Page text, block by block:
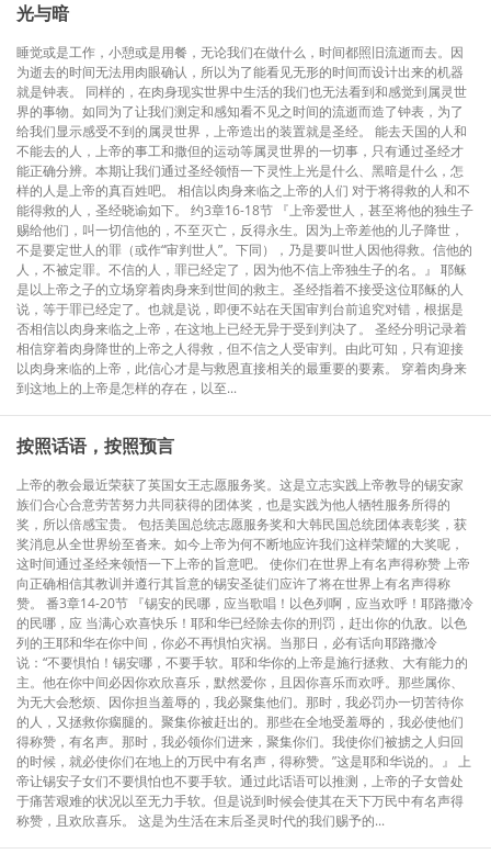
光与暗
睡觉或是工作，小憩或是用餐，无论我们在做什么，时间都照旧流逝而去。因
为逝去的时间无法用肉眼确认，所以为了能看见无形的时间而设计出来的机器
就是钟表。 同样的，在肉身现实世界中生活的我们也无法看到和感觉到属灵世
界的事物。如同为了让我们测定和感知看不见之时间的流逝而造了钟表，为了
给我们显示感受不到的属灵世界，上帝造出的装置就是圣经。 能去天国的人和
不能去的人，上帝的事工和撒但的运动等属灵世界的一切事，只有通过圣经才
能正确分辨。本期让我们通过圣经领悟一下灵性上光是什么、黑暗是什么，怎
样的人是上帝的真百姓吧。 相信以肉身来临之上帝的人们 对于将得救的人和不
能得救的人，圣经晓谕如下。 约3章16-18节 『上帝爱世人，甚至将他的独生子
赐给他们，叫一切信他的，不至灭亡，反得永生。因为上帝差他的儿子降世，
不是要定世人的罪（或作“审判世人”。下同），乃是要叫世人因他得救。信他的
人，不被定罪。不信的人，罪已经定了，因为他不信上帝独生子的名。』 耶稣
是以上帝之子的立场穿着肉身来到世间的救主。圣经指着不接受这位耶稣的人
说，等于罪已经定了。也就是说，即便不站在天国审判台前追究对错，根据是
否相信以肉身来临之上帝，在这地上已经无异于受到判决了。 圣经分明记录着
相信穿着肉身降世的上帝之人得救，但不信之人受审判。由此可知，只有迎接
以肉身来临的上帝，此信心才是与救恩直接相关的最重要的要素。 穿着肉身来
到这地上的上帝是怎样的存在，以至...
按照话语，按照预言
上帝的教会最近荣获了英国女王志愿服务奖。这是立志实践上帝教导的锡安家
族们合心合意劳苦努力共同获得的团体奖，也是实践为他人牺牲服务所得的
奖，所以倍感宝贵。 包括美国总统志愿服务奖和大韩民国总统团体表彰奖，获
奖消息从全世界纷至沓来。如今上帝为何不断地应许我们这样荣耀的大奖呢，
这时间通过圣经来领悟一下上帝的旨意吧。 使你们在世界上有名声得称赞 上帝
向正确相信其教训并遵行其旨意的锡安圣徒们应许了将在世界上有名声得称
赞。 番3章14-20节 『锡安的民哪，应当歌唱！以色列啊，应当欢呼！耶路撒冷
的民哪，应 当满心欢喜快乐！耶和华已经除去你的刑罚，赶出你的仇敌。以色
列的王耶和华在你中间，你必不再惧怕灾祸。当那日，必有话向耶路撒冷
说：“不要惧怕！锡安哪，不要手软。耶和华你的上帝是施行拯救、大有能力的
主。他在你中间必因你欢欣喜乐，默然爱你，且因你喜乐而欢呼。那些属你、
为无大会愁烦、因你担当羞辱的，我必聚集他们。那时，我必罚办一切苦待你
的人，又拯救你瘸腿的。聚集你被赶出的。那些在全地受羞辱的，我必使他们
得称赞，有名声。那时，我必领你们进来，聚集你们。我使你们被掳之人归回
的时候，就必使你们在地上的万民中有名声，得称赞。”这是耶和华说的。』 上
帝让锡安子女们不要惧怕也不要手软。通过此话语可以推测，上帝的子女曾处
于痛苦艰难的状况以至无力手软。但是说到时候会使其在天下万民中有名声得
称赞，且欢欣喜乐。 这是为生活在末后圣灵时代的我们赐予的...